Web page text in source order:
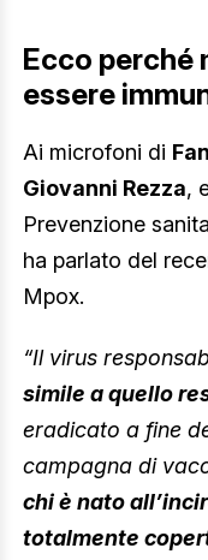
Ecco perché
essere
Ai microfoni di
Giovanni Rezza,
Prevenzione
ha parlato del
Mpox.
“Il virus
simile a quello
eradicato a fine
campagna di
chi è nato
totalmente